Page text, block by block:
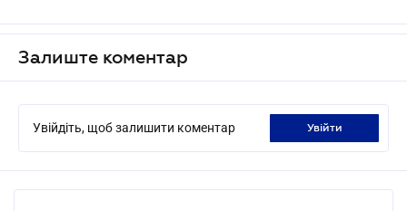
Залиште коментар
Увійдіть, щоб залишити коментар увійти